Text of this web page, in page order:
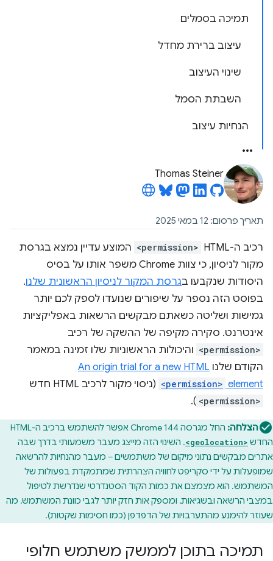
תמיכה בסמלים
עיצוב ברירת מחדל
שינוי העיצוב
השבתת הסמל
הנחיות עיצוב
Thomas Steiner
תאריך פרסום: 12 במאי 2025
רכיב ה-HTML <permission> המוצע עדיין נמצא בגרסת
מקור לניסיון, כי צוות Chrome משפר אותו על בסיס
היסודות שנקבעו בגרסת המקור לניסיון הראשונית שלנו.
בפוסט הזה נספר על שיפורים שנועדו לספק לכם יותר
גמישות ושליטה כשאתם מבקשים הרשאות באפליקציות
אינטרנט. סקירה מקיפה של ההשקה של רכיב
<permission> והיכולות הראשוניות שלו זמינה במאמר
הקודם שלנו An origin trial for a new HTML
<permission> element (ניסוי מקור לרכיב HTML חדש
<permission>
).
הצלחה:
החל מגרסה Chrome 144 אפשר להשתמש ברכיב ה-HTML
החדש <geolocation>. השינוי הזה מייצג מעבר משמעותי בדרך שבה
אתרים מבקשים נתוני מיקום של משתמשים – מעבר מהנחיות להרשאה
שמופעלות על ידי סקריפט לחוויה הצהרתית שמתמקדת בפעולות של
המשתמש. הוא מצמצם את כמות הקוד הסטנדרטי שנדרשת לטיפול
במצבי הרשאה ובשגיאות, ומספק אות חזק יותר לגבי כוונת המשתמש, מה
שעוזר להימנע מהתערבויות של הדפדפן (כמו חסימות שקטות).
תמיכה בתוכן לממשק משתמש חלופי